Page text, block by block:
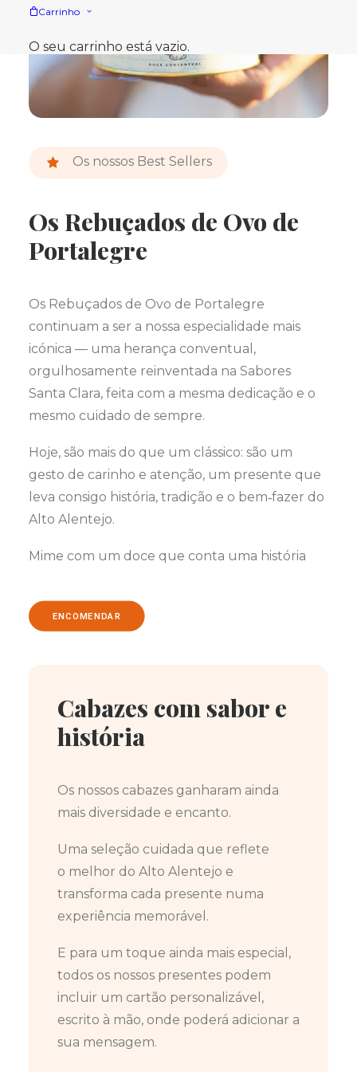
Carrinho
O seu carrinho está vazio.
Os nossos Best Sellers
Os Rebuçados de Ovo de
Portalegre
Os Rebuçados de Ovo de Portalegre
continuam a ser a nossa especialidade mais
icónica — uma herança conventual,
orgulhosamente reinventada na Sabores
Santa Clara, feita com a mesma dedicação e o
mesmo cuidado de sempre.
Hoje, são mais do que um clássico: são um
gesto de carinho e atenção, um presente que
leva consigo história, tradição e o bem‑fazer do
Alto Alentejo.
Mime com um doce que conta uma história
ENCOMENDAR
Cabazes com sabor e
história
Os nossos cabazes ganharam ainda
mais diversidade e encanto.
Uma seleção cuidada que reflete
o melhor do Alto Alentejo e
transforma cada presente numa
experiência memorável.
E para um toque ainda mais especial,
todos os nossos presentes podem
incluir um cartão personalizável,
escrito à mão, onde poderá adicionar a
sua mensagem.